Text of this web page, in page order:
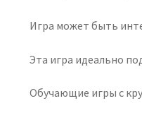
Игра может быть
Эта игра идеально
Обучающие игры с